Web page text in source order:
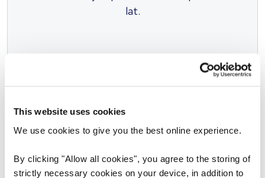
This website uses cookies
We use cookies to give you the best online experience.
By clicking "Allow all cookies", you agree to the storing of
strictly necessary cookies on your device, in addition to
lat.
Usługi wstępnej selekcji